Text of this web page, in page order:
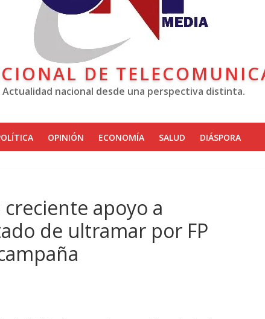
DE
Actualidad nacional desde una perspectiva distinta.
OPINIÓN ECONOMÍA SALUD DIÁSPORA
apoyo a
de ultramar por FP